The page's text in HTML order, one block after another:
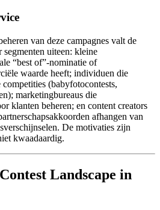
van deze campagnes valt de
uiteen: kleine
“best of”-nominatie of
waarde heeft; individuen die
(babyfotocontests,
marketingbureaus die
klanten beheren; en content creators
afhangen van
De motivaties zijn
kwaadaardig.
Landscape in